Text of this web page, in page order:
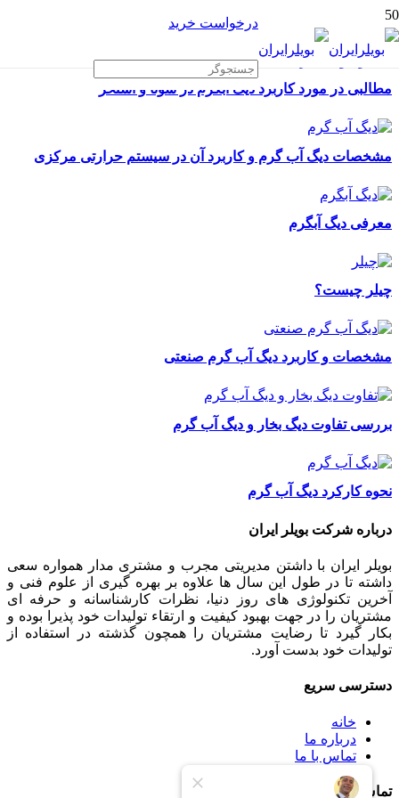
درخواست خرید
مطالبی در مورد کاربرد دیگ آبگرم در سونا و استخر
مشخصات دیگ آب گرم و کاربرد آن در سیستم حرارتی مرکزی
معرفی دیگ آبگرم
چیلر چیست؟
مشخصات و کاربرد دیگ آب گرم صنعتی
بررسی تفاوت دیگ بخار و دیگ آب گرم
نحوه کارکرد دیگ آب گرم
درباره شرکت بویلر ایران
بویلر ایران با داشتن مدیریتی مجرب و مشتری مدار همواره سعی
داشته تا در طول این سال ها علاوه بر بهره گیری از علوم فنی و
آخرین تکنولوژی های روز دنیا، نظرات کارشناسانه و حرفه ای
مشتریان را در جهت بهبود کیفیت و ارتقاء تولیدات خود پذیرا بوده و
بکار گیرد تا رضایت مشتریان را همچون گذشته در استفاده از
تولیدات خود بدست آورد.
دسترسی سریع
خانه
درباره ما
تماس با ما
تماس با ما